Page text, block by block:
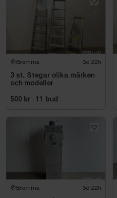
Bromma 3d 22h
3 st. Stegar olika märken
och modeller
500 kr · 11 bud
Bromma 3d 22h